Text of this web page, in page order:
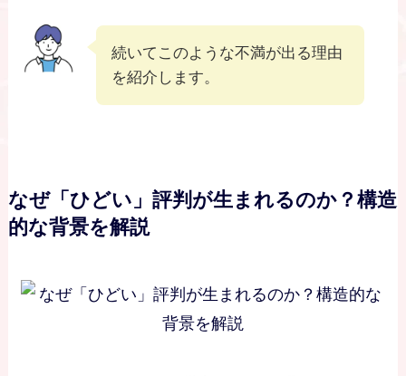
続いてこのような不満が出る理由
を紹介します。
なぜ「ひどい」評判が生まれるのか？構造
的な背景を解説